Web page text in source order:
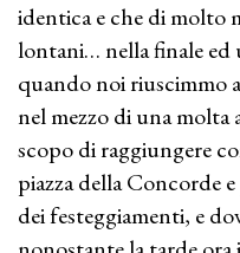
identica e che di molto
lontani… nella finale ed
quando noi riuscimmo
nel mezzo di una molta
scopo di raggiungere
piazza della Concorde
dei festeggiamenti, e